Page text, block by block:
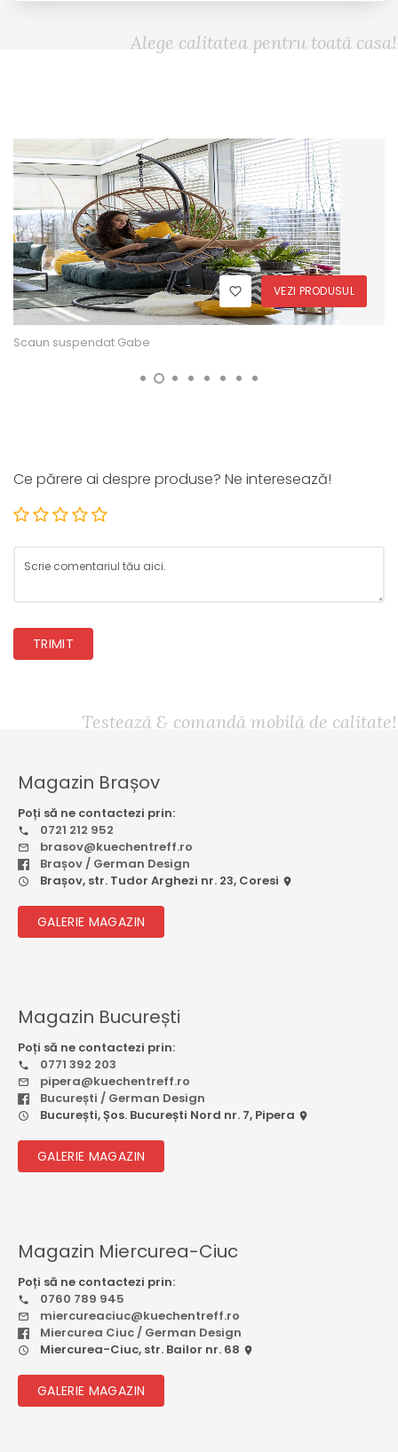
Alege calitatea pentru toată casa!
VEZI PRODUSUL
Scaun suspendat Gabe
Ce părere ai despre produse? Ne interesează!
TRIMIT
Testează & comandă mobilă de calitate!
Magazin Brașov
Poți să ne contactezi prin:
0721 212 952
brasov@kuechentreff.ro
Brașov / German Design
Brașov, str. Tudor Arghezi nr. 23, Coresi
GALERIE MAGAZIN
Magazin București
Poți să ne contactezi prin:
0771 392 203
pipera@kuechentreff.ro
București / German Design
București, Șos. București Nord nr. 7, Pipera
GALERIE MAGAZIN
Magazin Miercurea-Ciuc
Poți să ne contactezi prin:
0760 789 945
miercureaciuc@kuechentreff.ro
Miercurea Ciuc / German Design
Miercurea-Ciuc, str. Bailor nr. 68
GALERIE MAGAZIN